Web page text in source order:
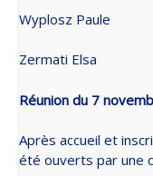
Wyplosz Paule
Zermati Elsa
Réunion du 7
Après accueil et
été ouverts par une